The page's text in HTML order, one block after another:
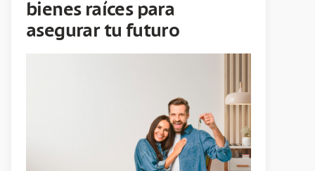
bienes raíces para
asegurar tu futuro